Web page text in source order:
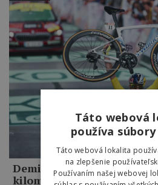
Demi Vollering
kilometrovom sóle a
Táto webová
používa
Táto webová lokalita
na zlepšenie
Používaním našej webovej